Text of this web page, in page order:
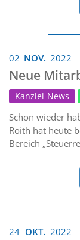
02 NOV. 2022
Neue
Kanzlei-News
Schon wieder
Roith hat heute
Bereich
24 OKT. 2022